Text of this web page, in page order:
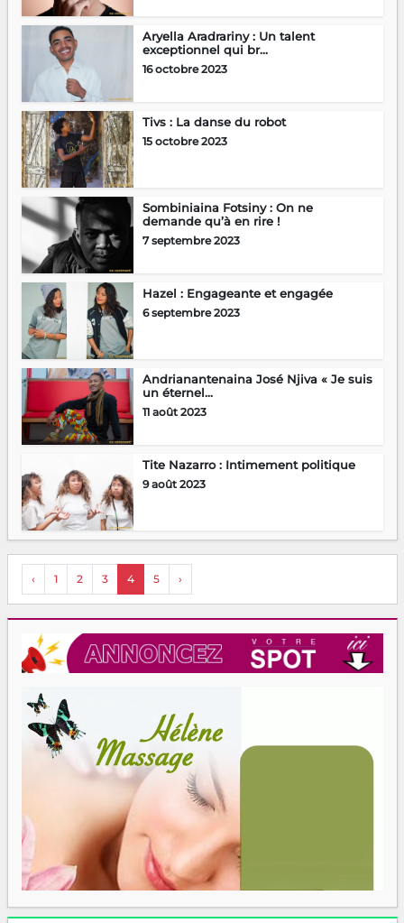
Aryella Aradrariny : Un talent
exceptionnel qui br...
16 octobre 2023
Tivs : La danse du robot
15 octobre 2023
Sombiniaina Fotsiny : On ne
demande qu’à en rire !
7 septembre 2023
Hazel : Engageante et engagée
6 septembre 2023
Andrianantenaina José Njiva « Je suis
un éternel...
11 août 2023
Tite Nazarro : Intimement politique
9 août 2023
‹ 1 2 3 4 5 ›